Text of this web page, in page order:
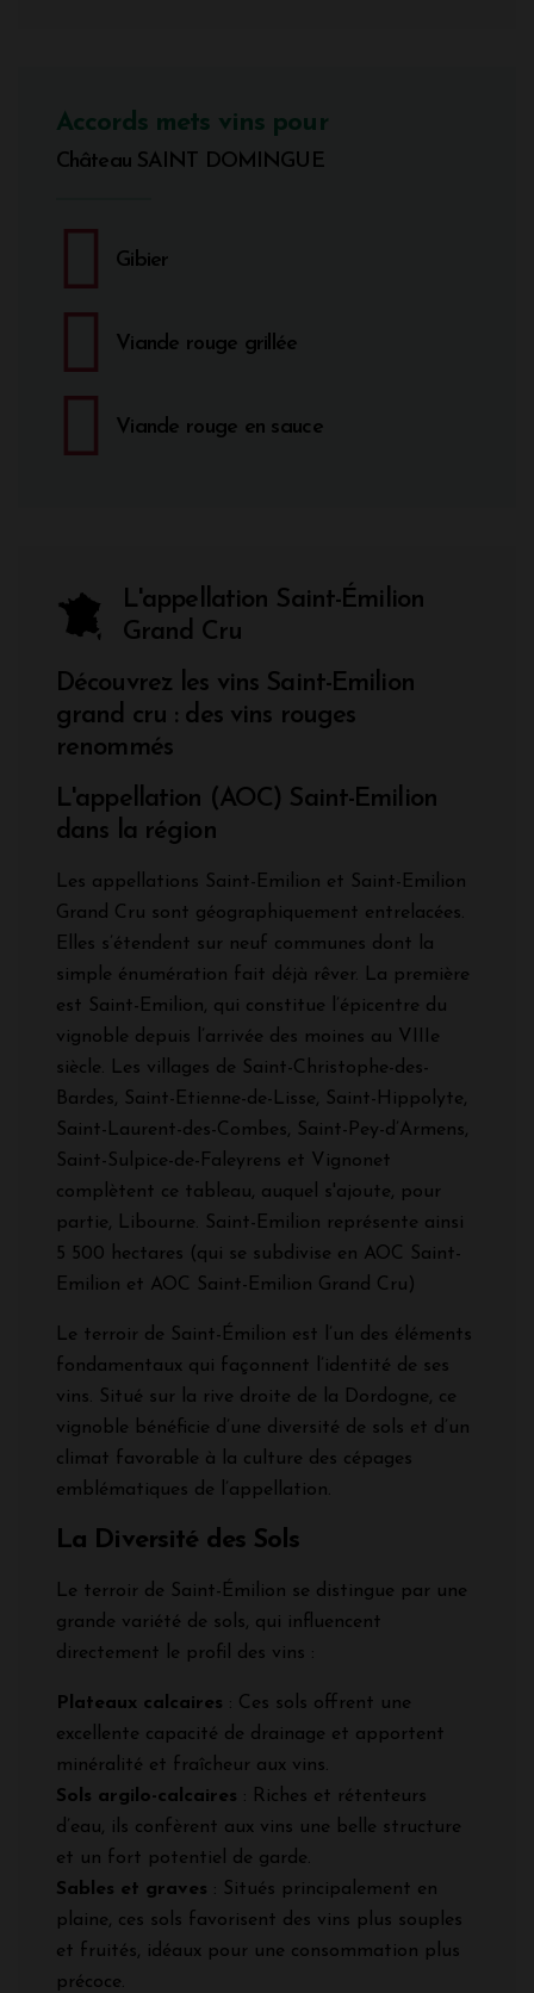
Accords mets vins pour
Château SAINT DOMINGUE
Gibier
Viande rouge grillée
Viande rouge en sauce
L'appellation Saint-Émilion
Grand Cru
Découvrez les vins Saint-Emilion
grand cru : des vins rouges
renommés
L'appellation (AOC) Saint-Emilion
dans la région
Les appellations Saint-Emilion et Saint-Emilion
Grand Cru sont géographiquement entrelacées.
Elles s’étendent sur neuf communes dont la
simple énumération fait déjà rêver. La première
est Saint-Emilion, qui constitue l’épicentre du
vignoble depuis l’arrivée des moines au VIIIe
siècle. Les villages de Saint-Christophe-des-
Bardes, Saint-Etienne-de-Lisse, Saint-Hippolyte,
Saint-Laurent-des-Combes, Saint-Pey-d’Armens,
Saint-Sulpice-de-Faleyrens et Vignonet
complètent ce tableau, auquel s'ajoute, pour
partie, Libourne. Saint-Emilion représente ainsi
5 500 hectares (qui se subdivise en AOC Saint-
Emilion et AOC Saint-Emilion Grand Cru)
Le terroir de Saint-Émilion est l’un des éléments
fondamentaux qui façonnent l’identité de ses
vins. Situé sur la rive droite de la Dordogne, ce
vignoble bénéficie d’une diversité de sols et d’un
climat favorable à la culture des cépages
emblématiques de l’appellation.
La Diversité des Sols
Le terroir de Saint-Émilion se distingue par une
grande variété de sols, qui influencent
directement le profil des vins :
Plateaux calcaires : Ces sols offrent une
excellente capacité de drainage et apportent
minéralité et fraîcheur aux vins.
Sols argilo-calcaires : Riches et rétenteurs
d’eau, ils confèrent aux vins une belle structure
et un fort potentiel de garde.
Sables et graves : Situés principalement en
plaine, ces sols favorisent des vins plus souples
et fruités, idéaux pour une consommation plus
précoce.